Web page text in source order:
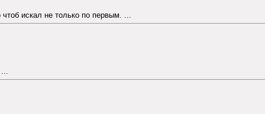
искал не только по первым. ...